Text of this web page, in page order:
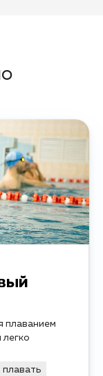
плаванием
легко
плавать